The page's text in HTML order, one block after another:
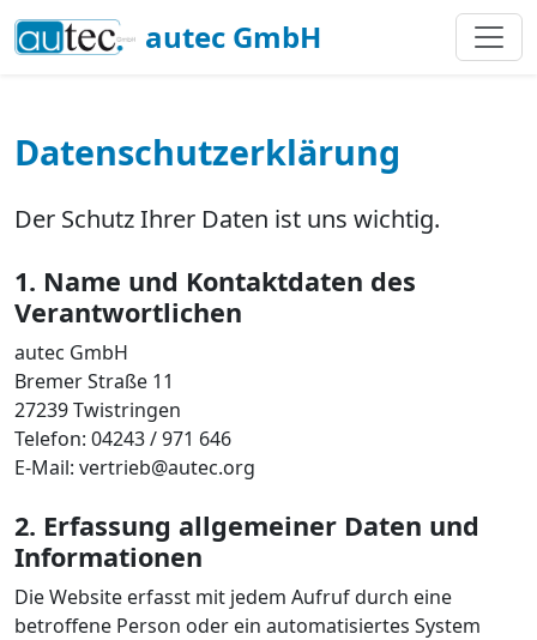
autec GmbH
Datenschutzerklärung
Der Schutz Ihrer Daten ist uns wichtig.
1. Name und Kontaktdaten des
Verantwortlichen
autec GmbH
Bremer Straße 11
27239 Twistringen
Telefon: 04243 / 971 646
E-Mail: vertrieb@autec.org
2. Erfassung allgemeiner Daten und
Informationen
Die Website erfasst mit jedem Aufruf durch eine
betroffene Person oder ein automatisiertes System